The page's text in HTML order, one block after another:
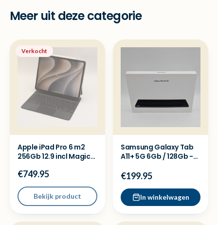
Meer uit deze categorie
Verkocht
Apple iPad Pro 6 m2
256Gb 12.9 incl Magic
€749.95
Bekijk product
Samsung Galaxy Tab
A11+ 5G 6Gb / 128Gb -
€199.95
In winkelwagen